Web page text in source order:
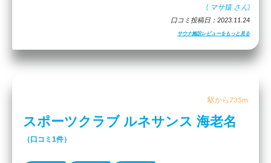
( マサ猿 さん)
口コミ投稿日：2023.11.24
サウナ施設レビューをもっと見る
駅から735m
スポーツクラブ ルネサンス 海老名
（口コミ1件）